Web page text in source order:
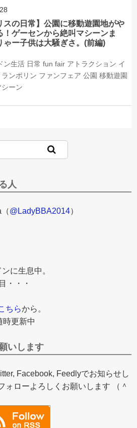
スの日常】公園に移動遊園地がや
！ゲーセンから絶叫マシーンま
ゃー子供は大騒ぎさ。(前編)
ン生活 日常 fun fair アトラクション イ
ランポリン ファンフェア 公園 移動遊園
ーン
人
@LadyBBA2014）
に生息中。
・・・
ちらから。
時更新中
いします
Facebook, Feedlyでお知らせし
ォローよろしくお願いします （＾